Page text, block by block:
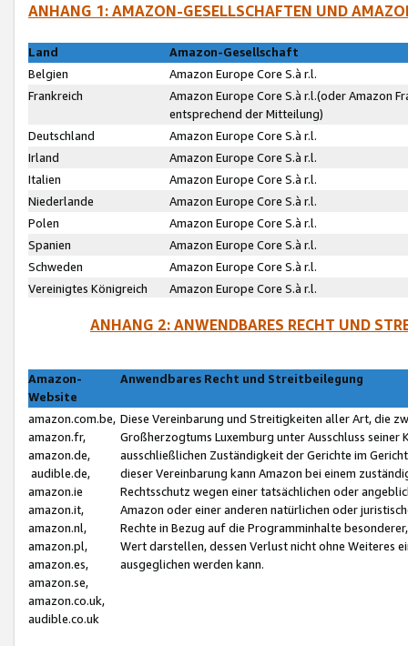
ANHANG 1: AMAZON-GESELLSCHAFTEN UND
Land
Amazon-Gesellschaft
Belgien
Amazon Europe Core S.à r.l.
Frankreich
Amazon Europe Core S.à r.l.(oder Amazon
entsprechend der Mitteilung)
Deutschland
Amazon Europe Core S.à r.l.
Irland
Amazon Europe Core S.à r.l.
Italien
Amazon Europe Core S.à r.l.
Niederlande
Amazon Europe Core S.à r.l.
Polen
Amazon Europe Core S.à r.l.
Spanien
Amazon Europe Core S.à r.l.
Schweden
Amazon Europe Core S.à r.l.
Vereinigtes Königreich
Amazon Europe Core S.à r.l.
ANHANG 2: ANWENDBARES RECHT UND
Amazon-
Website
Anwendbares Recht und Streitbeilegung
amazon.com.be,
amazon.fr,
amazon.de,
audible.de,
amazon.ie
amazon.it,
amazon.nl,
amazon.pl,
amazon.es,
amazon.se,
amazon.co.uk,
audible.co.uk
Diese Vereinbarung und Streitigkeiten aller Art, die
Großherzogtums Luxemburg unter Ausschluss
ausschließlichen Zuständigkeit der Gerichte im
dieser Vereinbarung kann Amazon bei einem
Rechtsschutz wegen einer tatsächlichen oder
Amazon oder einer anderen natürlichen oder
Rechte in Bezug auf die Programminhalte
Wert darstellen, dessen Verlust nicht ohne Weiteres
ausgeglichen werden kann.